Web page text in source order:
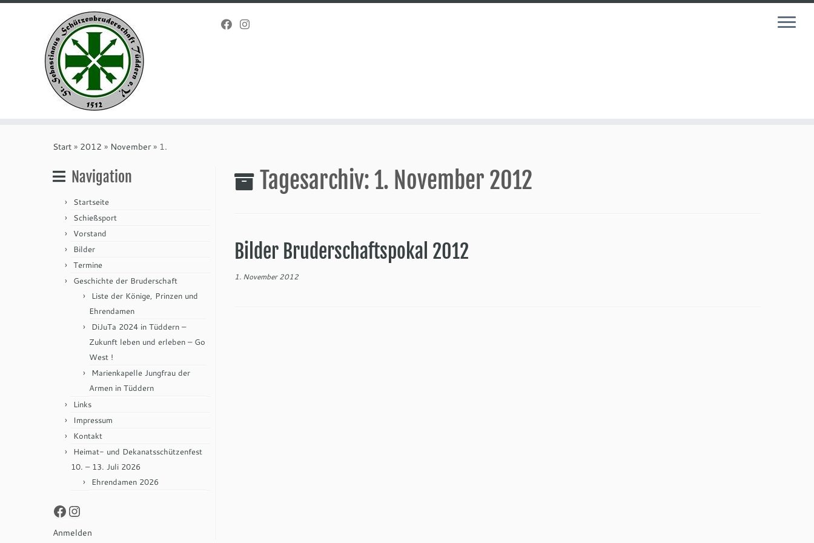
Start » 2012 » November » 1.
Navigation
Startseite
Schießsport
Vorstand
Bilder
Termine
Geschichte der Bruderschaft
Liste der Könige, Prinzen und
Ehrendamen
DiJuTa 2024 in Tüddern –
Zukunft leben und erleben – Go
West !
Marienkapelle Jungfrau der
Armen in Tüddern
Links
Impressum
Kontakt
Heimat- und Dekanatsschützenfest
10. – 13. Juli 2026
Ehrendamen 2026
Facebook
Instagram
Anmelden
Tagesarchiv:1. November 2012
Bilder Bruderschaftspokal 2012
1. November 2012